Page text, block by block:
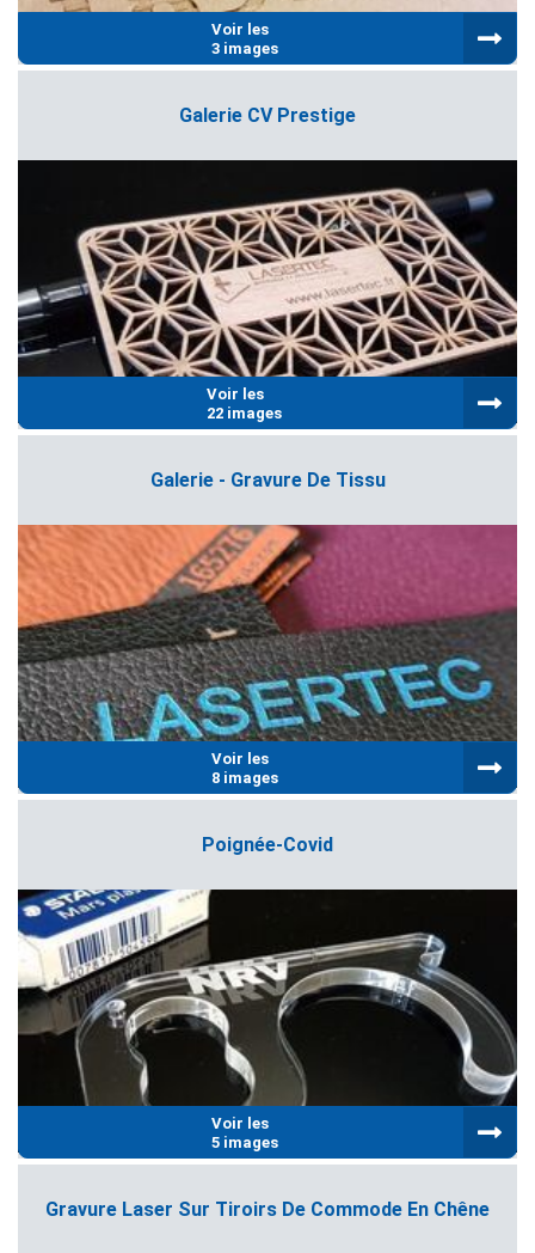
Voir les
3 images
Galerie CV Prestige
Voir les
22 images
Galerie - Gravure De Tissu
Voir les
8 images
Poignée-Covid
Voir les
5 images
Gravure Laser Sur Tiroirs De Commode En Chêne